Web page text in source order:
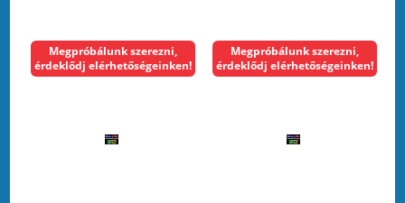
Megpróbálunk szerezni,
érdeklődj elérhetőségeinken!
Megpróbálunk szerezni,
érdeklődj elérhetőségeinken!